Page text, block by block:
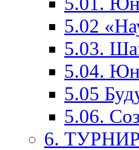
5.02
5.03.
5.04.
5.05
5.06.
6.